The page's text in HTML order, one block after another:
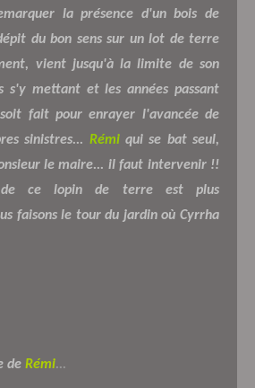
la présence d'un bois de
du bon sens sur un lot de terre
vient jusqu'à la limite de son
s'y mettant et les années passant
fait pour enrayer l'avancée de
sinistres... Rémi qui se bat seul,
le maire... il faut intervenir !!
de ce lopin de terre est plus
faisons le tour du jardin où Cyrrha
de Rémi...